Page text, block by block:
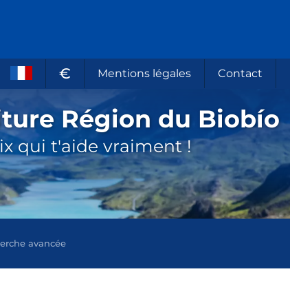
€ Mentions légales Contact
Région du Biobío
qui t'aide vraiment !
avancée